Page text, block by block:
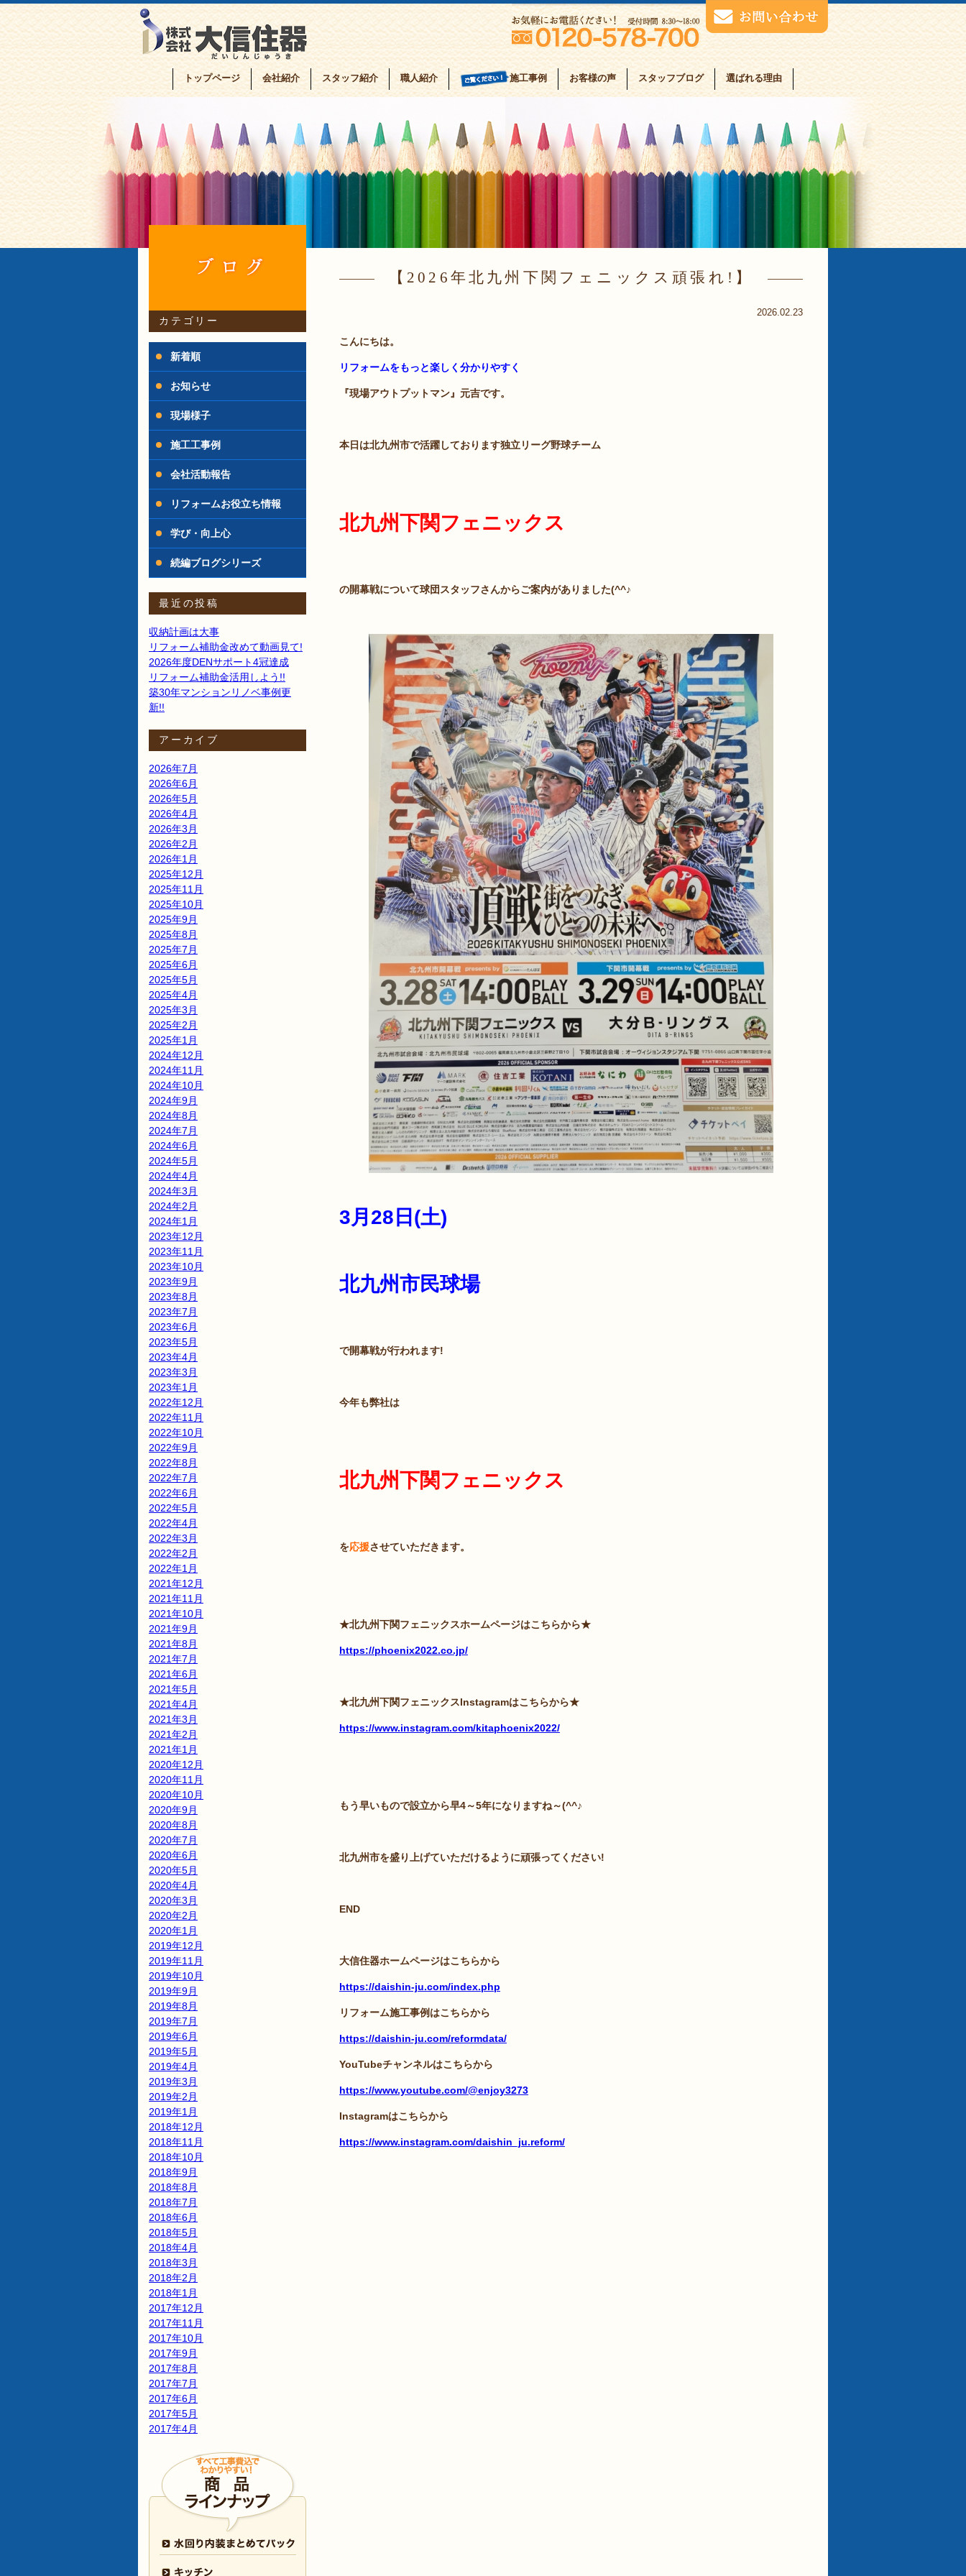
トップページ 会社紹介 スタッフ紹介 職人紹介 施工事例 お客様の声 スタッフブログ 選ばれる理由
2026年北九州下関フェニックス頑張れ!
2026.02.23
こんにちは。
リフォームをもっと楽しく分かりやすく
『現場アウトプットマン』元吉です。
本日は北九州市で活躍しております独立リーグ野球チーム
北九州下関フェニックス
の開幕戦について球団スタッフさんからご案内がありました(^^♪
3月28日(土)
北九州市民球場
で開幕戦が行われます!
今年も弊社は
北九州下関フェニックス
を応援させていただきます。
★北九州下関フェニックスホームページはこちらから★
https://phoenix2022.co.jp/
★北九州下関フェニックスInstagramはこちらから★
https://www.instagram.com/kitaphoenix2022/
もう早いもので設立から早4～5年になりますね～(^^♪
北九州市を盛り上げていただけるように頑張ってください!
END
大信住器ホームページはこちらから
https://daishin-ju.com/index.php
リフォーム施工事例はこちらから
https://daishin-ju.com/reformdata/
YouTubeチャンネルはこちらから
https://www.youtube.com/@enjoy3273
Instagramはこちらから
https://www.instagram.com/daishin_ju.reform/
カテゴリー
新着順
お知らせ
現場様子
施工工事例
会社活動報告
リフォームお役立ち情報
学び・向上心
続編ブログシリーズ
最近の投稿
収納計画は大事
リフォーム補助金改めて動画見て!
2026年度DENサポート4冠達成
リフォーム補助金活用しよう!!
築30年マンションリノベ事例更
新!!
アーカイブ
2026年7月
2026年6月
2026年5月
2026年4月
2026年3月
2026年2月
2026年1月
2025年12月
2025年11月
2025年10月
2025年9月
2025年8月
2025年7月
2025年6月
2025年5月
2025年4月
2025年3月
2025年2月
2025年1月
2024年12月
2024年11月
2024年10月
2024年9月
2024年8月
2024年7月
2024年6月
2024年5月
2024年4月
2024年3月
2024年2月
2024年1月
2023年12月
2023年11月
2023年10月
2023年9月
2023年8月
2023年7月
2023年6月
2023年5月
2023年4月
2023年3月
2023年1月
2022年12月
2022年11月
2022年10月
2022年9月
2022年8月
2022年7月
2022年6月
2022年5月
2022年4月
2022年3月
2022年2月
2022年1月
2021年12月
2021年11月
2021年10月
2021年9月
2021年8月
2021年7月
2021年6月
2021年5月
2021年4月
2021年3月
2021年2月
2021年1月
2020年12月
2020年11月
2020年10月
2020年9月
2020年8月
2020年7月
2020年6月
2020年5月
2020年4月
2020年3月
2020年2月
2020年1月
2019年12月
2019年11月
2019年10月
2019年9月
2019年8月
2019年7月
2019年6月
2019年5月
2019年4月
2019年3月
2019年2月
2019年1月
2018年12月
2018年11月
2018年10月
2018年9月
2018年8月
2018年7月
2018年6月
2018年5月
2018年4月
2018年3月
2018年2月
2018年1月
2017年12月
2017年11月
2017年10月
2017年9月
2017年8月
2017年7月
2017年6月
2017年5月
2017年4月